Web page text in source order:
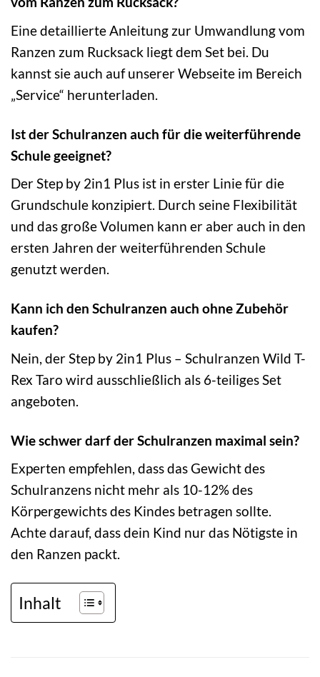
Eine detaillierte Anleitung zur Umwandlung vom
Ranzen zum Rucksack liegt dem Set bei. Du
kannst sie auch auf unserer Webseite im Bereich
„Service“ herunterladen.
Ist der Schulranzen auch für die weiterführende
Schule geeignet?
Der Step by 2in1 Plus ist in erster Linie für die
Grundschule konzipiert. Durch seine Flexibilität
und das große Volumen kann er aber auch in den
ersten Jahren der weiterführenden Schule
genutzt werden.
Kann ich den Schulranzen auch ohne Zubehör
kaufen?
Nein, der Step by 2in1 Plus – Schulranzen Wild T-
Rex Taro wird ausschließlich als 6-teiliges Set
angeboten.
Wie schwer darf der Schulranzen maximal sein?
Experten empfehlen, dass das Gewicht des
Schulranzens nicht mehr als 10-12% des
Körpergewichts des Kindes betragen sollte.
Achte darauf, dass dein Kind nur das Nötigste in
den Ranzen packt.
Inhalt